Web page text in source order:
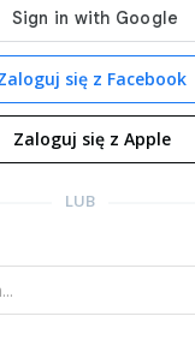
się z Facebook
Zaloguj się z Apple
LUB